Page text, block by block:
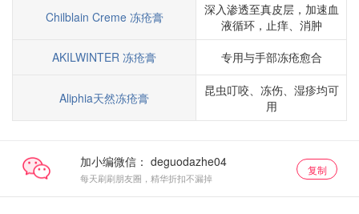
Chilblain Creme 冻疮膏
深入渗透至真皮层，加速血
液循环，止痒、消肿
AKILWINTER 冻疮膏
专用与手部冻疮愈合
Aliphia天然冻疮膏
昆虫叮咬、冻伤、湿疹均可
用
加小编微信：
每天刷刷朋友圈，精华折扣不漏掉
复制